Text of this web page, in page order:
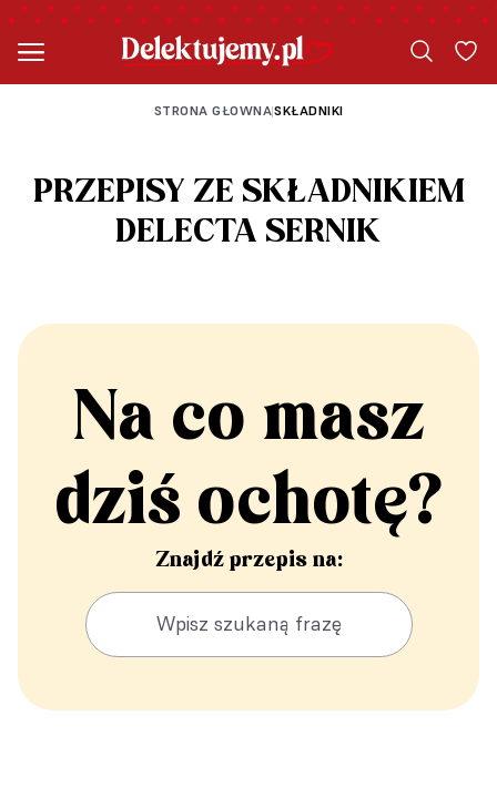
STRONA GŁOWNA|SKŁADNIKI
PRZEPISY ZE SKŁADNIKIEM
DELECTA SERNIK
Na co masz
dziś ochotę?
Znajdź przepis na: